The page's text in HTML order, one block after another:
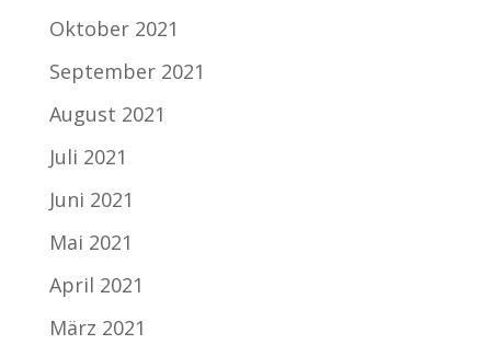
Oktober 2021
September 2021
August 2021
Juli 2021
Juni 2021
Mai 2021
April 2021
März 2021